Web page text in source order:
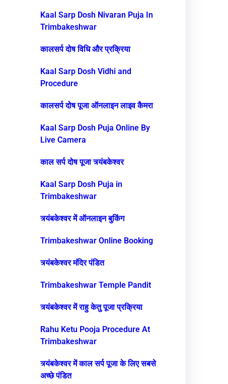
Kaal Sarp Dosh Nivaran Puja In
Trimbakeshwar
कालसर्प दोष विधि और प्रक्रिया
Kaal Sarp Dosh Vidhi and
Procedure
कालसर्प दोष पूजा ऑनलाइन लाइव कैमरा
Kaal Sarp Dosh Puja Online By
Live Camera
काल सर्प दोष पूजा त्र्यंबकेश्वर
Kaal Sarp Dosh Puja in
Trimbakeshwar
त्र्यंबकेश्वर में ऑनलाइन बुकिंग
Trimbakeshwar Online Booking
त्र्यंबकेश्वर मंदिर पंडित
Trimbakeshwar Temple Pandit
त्र्यंबकेश्वर में राहु केतु पूजा प्रक्रिया
Rahu Ketu Pooja Procedure At
Trimbakeshwar
त्र्यंबकेश्वर में काल सर्प पूजा के लिए सबसे
अच्छे पंडित